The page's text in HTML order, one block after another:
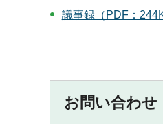
議事録（PDF：
お問い合わせ